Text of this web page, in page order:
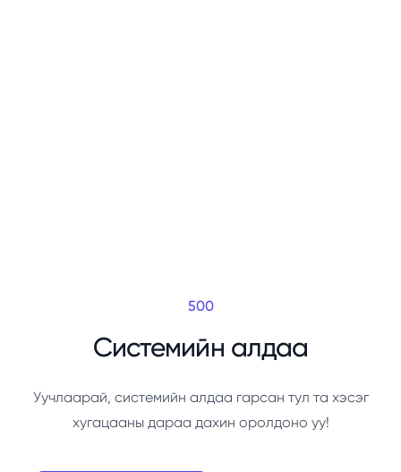
500
Системийн алдаа
Уучлаарай, системийн алдаа гарсан тул та хэсэг
хугацааны дараа дахин оролдоно уу!